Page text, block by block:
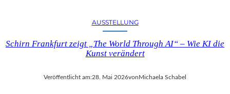
AUSSTELLUNG
Schirn Frankfurt zeigt „The World Through AI“ – Wie KI die
Kunst verändert
Veröffentlicht am:28. Mai 2026vonMichaela Schabel